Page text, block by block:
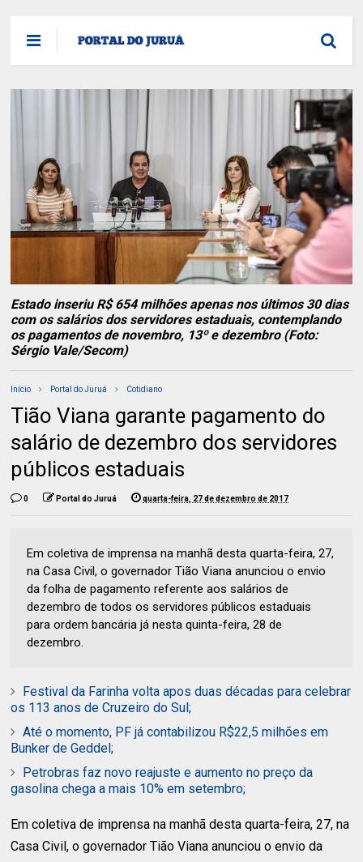
Estado inseriu R$ 654 milhões apenas nos últimos 30 dias
com os salários dos servidores estaduais, contemplando
os pagamentos de novembro, 13º e dezembro (Foto:
Sérgio Vale/Secom)
Início Portal do Juruá Cotidiano
Tião Viana garante pagamento do
salário de dezembro dos servidores
públicos estaduais
0 Portal do Juruá quarta-feira, 27 de dezembro de 2017
Em coletiva de imprensa na manhã desta quarta-feira, 27,
na Casa Civil, o governador Tião Viana anunciou o envio
da folha de pagamento referente aos salários de
dezembro de todos os servidores públicos estaduais
para ordem bancária já nesta quinta-feira, 28 de
dezembro.
Festival da Farinha volta apos duas décadas para celebrar
os 113 anos de Cruzeiro do Sul;
Até o momento, PF já contabilizou R$22,5 milhões em
Bunker de Geddel;
Petrobras faz novo reajuste e aumento no preço da
gasolina chega a mais 10% em setembro;
Em coletiva de imprensa na manhã desta quarta-feira, 27, na
Casa Civil, o governador Tião Viana anunciou o envio da